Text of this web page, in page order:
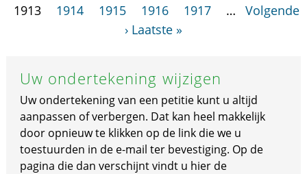
1913
1914 1915 1916 1917 …
Volgende
› Laatste »
Uw ondertekening wijzigen
Uw ondertekening van een petitie kunt u altijd
aanpassen of verbergen. Dat kan heel makkelijk
door opnieuw te klikken op de link die we u
toestuurden in de e-mail ter bevestiging. Op de
pagina die dan verschijnt vindt u hier de